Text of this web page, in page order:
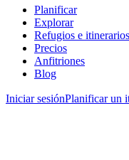
Planificar
Explorar
Refugios e itinerarios
Precios
Anfitriones
Blog
Iniciar sesiónPlanificar un